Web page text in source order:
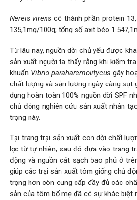
Nereis virenscó thành phần protein
135,1mg/100g; tổng số axit béo
Từ lâu nay, nguồn dời chủ yếu được
sản xuất người ta thấy rằng khi kiểm
khuẩn Vibrio paraharemolitycus gây
chất lượng và sản lượng ngày càng sụt
dụng hoàn toàn 100% nguồn dời SPF
chủ động nghiên cứu sản xuất nhân
trọng này.
Tại trang trại sản xuất con dời chất
lọc từ tự nhiên, sau đó đưa vào trang
động và nguồn cát sạch bao phủ ở
giúp các trại sản xuất tôm giống chủ
trọng hơn còn cung cấp đầy đủ các
sản của tôm bố mẹ đã có sự khác biệt